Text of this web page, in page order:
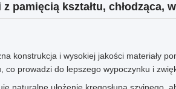
pamięcią kształtu, chłodząca,
konstrukcja i wysokiej jakości materiały
co prowadzi do lepszego wypoczynku i